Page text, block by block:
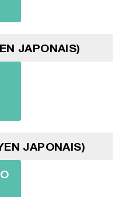
JAPONAIS)
JAPONAIS)